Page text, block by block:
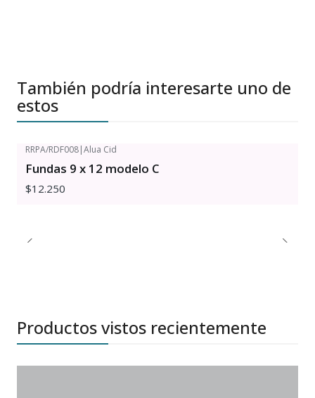
También podría interesarte uno de
estos
RRPA/RDF008|Alua Cid
Fundas 9 x 12 modelo C
$12.250
Productos vistos recientemente